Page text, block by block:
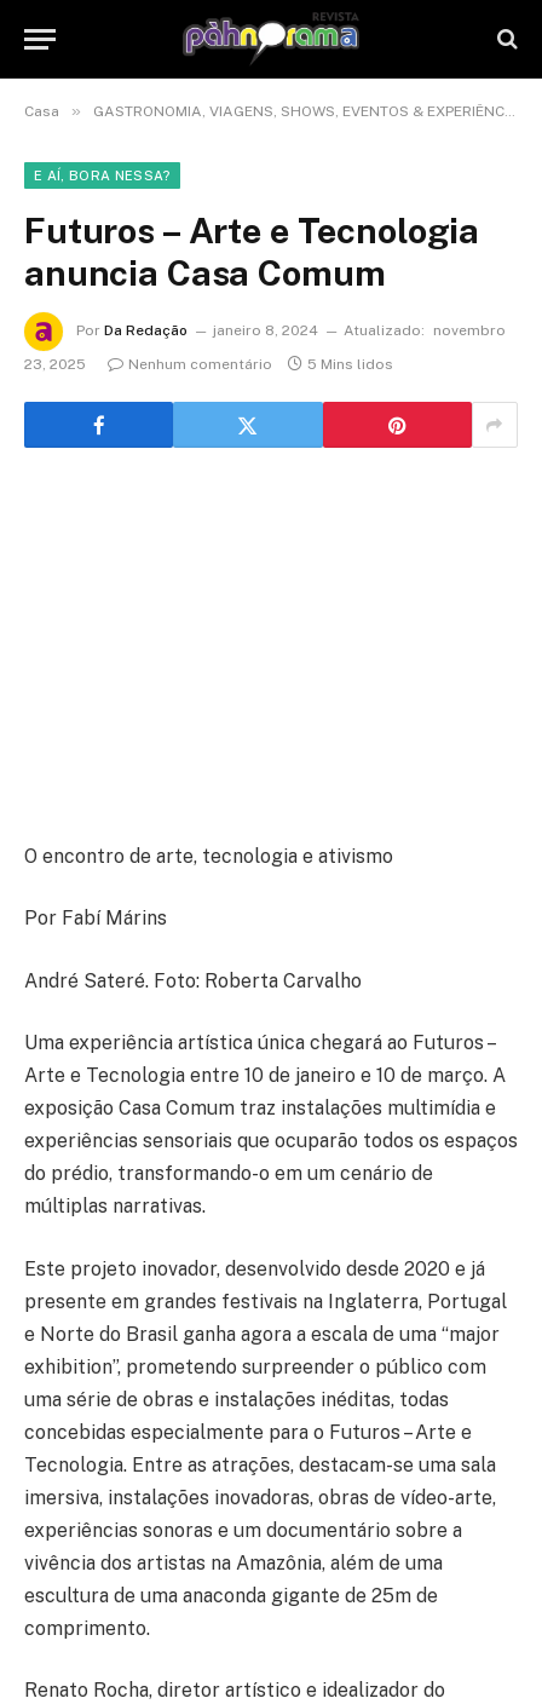
Casa » GASTRONOMIA, VIAGENS, SHOWS, EVENTOS & EXPERIÊNCIAS
E AÍ, BORA NESSA?
Futuros – Arte e Tecnologia
anuncia Casa Comum
Por Da Redação janeiro 8, 2024 Atualizado:
novembro
23, 2025
Nenhum comentário 5 Mins lidos
O encontro de arte, tecnologia e ativismo
Por Fabí Márins
André Sateré. Foto: Roberta Carvalho
Uma experiência artística única chegará ao Futuros –
Arte e Tecnologia entre 10 de janeiro e 10 de março. A
exposição Casa Comum traz instalações multimídia e
experiências sensoriais que ocuparão todos os espaços
do prédio, transformando-o em um cenário de
múltiplas narrativas.
Este projeto inovador, desenvolvido desde 2020 e já
presente em grandes festivais na Inglaterra, Portugal
e Norte do Brasil ganha agora a escala de uma “major
exhibition”, prometendo surpreender o público com
uma série de obras e instalações inéditas, todas
concebidas especialmente para o Futuros – Arte e
Tecnologia. Entre as atrações, destacam-se uma sala
imersiva, instalações inovadoras, obras de vídeo-arte,
experiências sonoras e um documentário sobre a
vivência dos artistas na Amazônia, além de uma
escultura de uma anaconda gigante de 25m de
comprimento.
Renato Rocha, diretor artístico e idealizador do